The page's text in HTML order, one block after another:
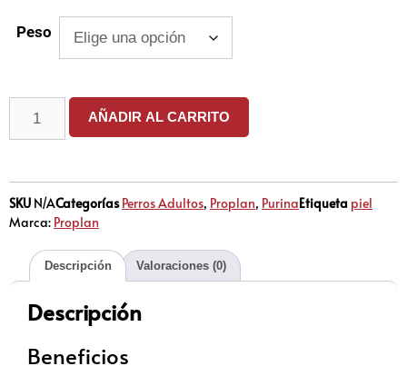
Peso
AÑADIR AL CARRITO
SKU N/ACategorías Perros Adultos, Proplan, PurinaEtiqueta piel
Marca: Proplan
Descripción Valoraciones (0)
Descripción
Beneficios